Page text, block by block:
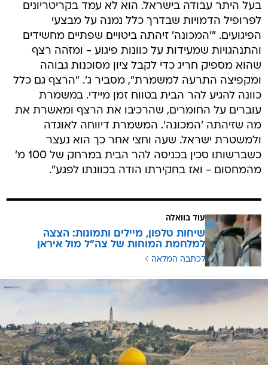
בעל היתר עבודה בישראל. הוא לא עמד בקריטריונים
לפרופיל הדמויות שבדרך כלל נמנה על מבצעי
הפיגועים. "'המכונה' זיהתה ביטויים שפתיים מחשידים
והתנהגויות שמעידות על כוונות פיגוע - ומזהה רצף
שהוא מספיק חריג כדי לקבל ציון מסוכנות גבוהה
ומקפיצה התרעה למשמרת", מסביר ג'. "הרצף גם כלל
כוונה להגיע להר הבית בטווח זמן מיידי. במשמרת
עוברים על החומרים, שהרכיבו את הרצף ומאשרת את
מה שזיהתה 'המכונה'. המשמרת דיווחה לאוגדה
ולמשטרת ישראל. שעה וחצי אחר כך הוא נעצר
כשברשותו סכין בכניסה להר הבית במרחק של 100 מ'
מהמחסום - ואז בחקירתו הודה בכוונתו לפגע".
עוד בוואלה
שיחות טלפון, מיילים ותמונות: הצצה
למלחמת המוחות של צה"ל מול איראן
לכתבה המלאה